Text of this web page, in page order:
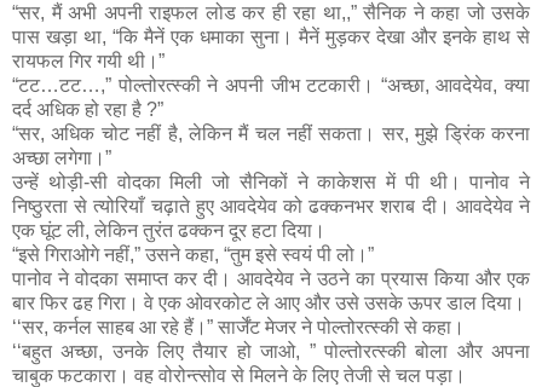
“सर, मैं अभी अपनी राइफल लोड कर ही रहा था,,” सैनिक ने कहा जो उसके
पास खड़ा था, “कि मैनें एक धमाका सुना। मैनें मुड़कर देखा और इनके हाथ से
रायफल गिर गयी थी।”
“टट…टट…,” पोल्तोरत्स्की ने अपनी जीभ टटकारी। “अच्छा, आवदेयेव, क्या
दर्द अधिक हो रहा है ?”
“सर, अधिक चोट नहीं है, लेकिन मैं चल नहीं सकता। सर, मुझे ड्रिंक करना
अच्छा लगेगा।”
उन्हें थोड़ी-सी वोदका मिली जो सैनिकों ने काकेशस में पी थी। पानोव ने
निष्ठुरता से त्योरियाँ चढ़ाते हुए आवदेयेव को ढक्कनभर शराब दी। आवदेयेव ने
एक घूंट ली, लेकिन तुरंत ढक्कन दूर हटा दिया।
“इसे गिराओगे नहीं,” उसने कहा, “तुम इसे स्वयं पी लो।”
पानोव ने वोदका समाप्त कर दी। आवदेयेव ने उठने का प्रयास किया और एक
बार फिर ढह गिरा। वे एक ओवरकोट ले आए और उसे उसके ऊपर डाल दिया।
‘‘सर, कर्नल साहब आ रहे हैं।” सार्जेंट मेजर ने पोल्तोरत्स्की से कहा।
‘‘बहुत अच्छा, उनके लिए तैयार हो जाओ, ” पोल्तोरत्स्की बोला और अपना
चाबुक फटकारा। वह वोरोन्त्सोव से मिलने के लिए तेजी से चल पड़ा।